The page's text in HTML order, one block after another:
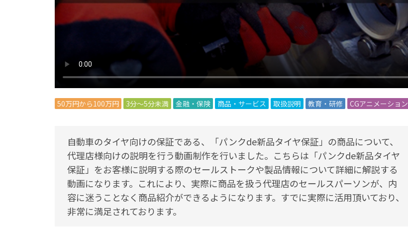
50万円から100万円 3分～5分未満 金融・保険 商品・サービス 取扱説明 教育・研修 CGアニメーション
自動車のタイヤ向けの保証である、「パンクde新品タイヤ保証」の商品について、
代理店様向けの説明を行う動画制作を行いました。こちらは「パンクde新品タイヤ
保証」をお客様に説明する際のセールストークや製品情報について詳細に解説する
動画になります。これにより、実際に商品を扱う代理店のセールスパーソンが、内
容に迷うことなく商品紹介ができるようになります。すでに実際に活用頂いており、
非常に満足されております。